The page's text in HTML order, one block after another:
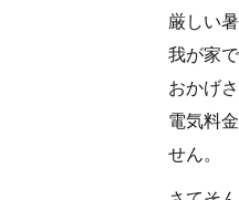
厳しい
我が家
おかげ
電気料
せん。